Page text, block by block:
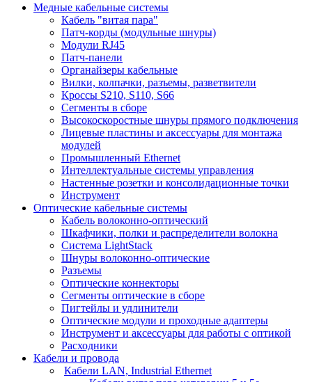
Медные кабельные системы
Кабель "витая пара"
Патч-корды (модульные шнуры)
Модули RJ45
Патч-панели
Органайзеры кабельные
Вилки, колпачки, разъемы, разветвители
Кроссы S210, S110, S66
Сегменты в сборе
Высокоскоростные шнуры прямого подключения
Лицевые пластины и аксессуары для монтажа
модулей
Промышленный Ethernet
Интеллектуальные системы управления
Настенные розетки и консолидационные точки
Инструмент
Оптические кабельные системы
Кабель волоконно-оптический
Шкафчики, полки и распределители волокна
Система LightStack
Шнуры волоконно-оптические
Разъемы
Оптические коннекторы
Сегменты оптические в сборе
Пигтейлы и удлинители
Оптические модули и проходные адаптеры
Инструмент и аксессуары для работы с оптикой
Расходники
Кабели и провода
Кабели LAN, Industrial Ethernet